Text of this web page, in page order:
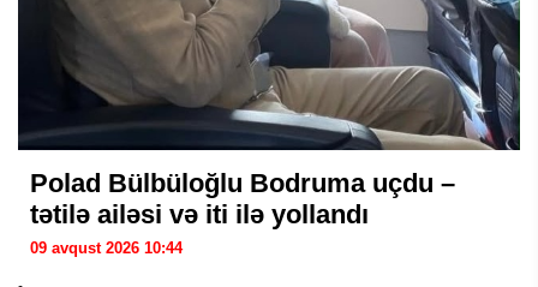
Polad Bülbüloğlu Bodruma uçdu –
tətilə ailəsi və iti ilə yollandı
09 avqust 2026 10:44